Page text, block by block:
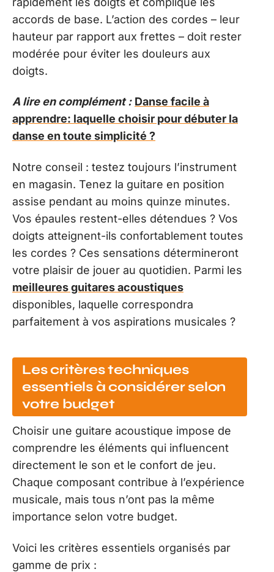
accords de base. L’action des cordes – leur
hauteur par rapport aux frettes – doit rester
modérée pour éviter les douleurs aux
doigts.
A lire en complément : Danse facile à
apprendre: laquelle choisir pour débuter la
danse en toute simplicité ?
Notre conseil : testez toujours l’instrument
en magasin. Tenez la guitare en position
assise pendant au moins quinze minutes.
Vos épaules restent-elles détendues ? Vos
doigts atteignent-ils confortablement toutes
les cordes ? Ces sensations détermineront
votre plaisir de jouer au quotidien. Parmi les
meilleures guitares acoustiques
disponibles, laquelle correspondra
parfaitement à vos aspirations musicales ?
Les critères techniques
essentiels à considérer selon
votre budget
Choisir une guitare acoustique impose de
comprendre les éléments qui influencent
directement le son et le confort de jeu.
Chaque composant contribue à l’expérience
musicale, mais tous n’ont pas la même
importance selon votre budget.
Voici les critères essentiels organisés par
gamme de prix :